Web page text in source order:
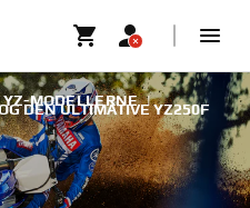
DEN ULTIMATIVE YZ250F
MODELLERNE |